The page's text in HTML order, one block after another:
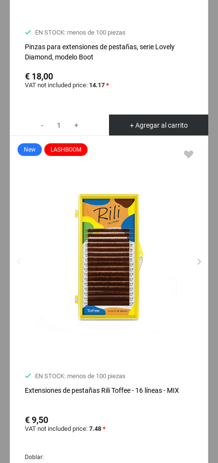
EN STOCK: menos de 100 piezas
Pinzas para extensiones de pestañas, serie Lovely
Diamond, modelo Boot
€ 18,00
VAT not included price: 14.17 *
- + + Agregar al carrito
New LASHBOOM
EN STOCK: menos de 100 piezas
Extensiones de pestañas Rili Toffee - 16 líneas - MIX
€ 9,50
VAT not included price: 7.48 *
Doblar: